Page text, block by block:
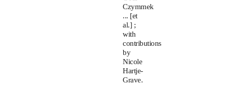
Czymmek
... [et
al.] ;
with
contributions
by
Nicole
Hartje-
Grave.